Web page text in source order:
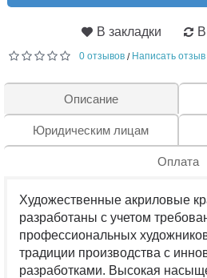
В закладки
0 отзывов / Написать отзыв
Описание
Юридическим лицам
Оплата
Художественные акриловые
разработаны с учетом
профессиональных
традиции производства с
разработками. Высокая